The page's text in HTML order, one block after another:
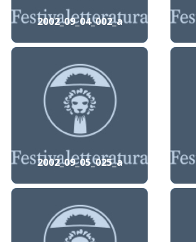
2002_09_04_002_a
2002_09_05_025_a